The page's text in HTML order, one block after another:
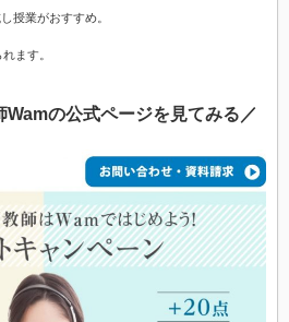
授業がおすすめ。
ます。
Wamの公式ページを見てみる／